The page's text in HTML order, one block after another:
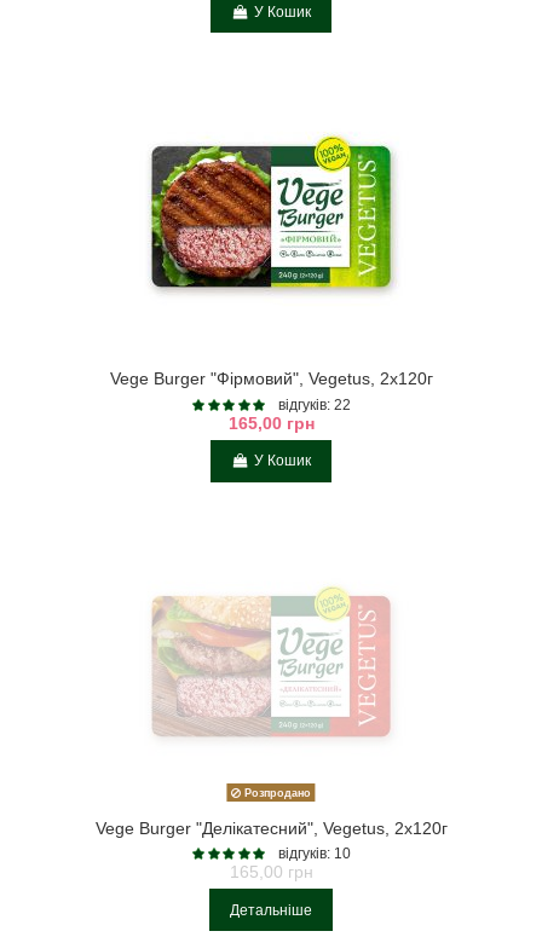
У Кошик
Vege Burger "Фірмовий", Vegetus, 2х120г
відгуків: 22
165,00 грн
У Кошик
Розпродано
Vege Burger "Делікатесний", Vegetus, 2х120г
відгуків: 10
165,00 грн
Детальніше